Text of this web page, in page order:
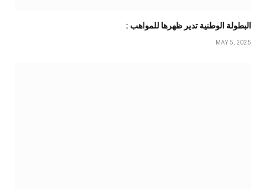
البطولة الوطنية تدير ظهرها للمواهب :
MAY 5, 2025